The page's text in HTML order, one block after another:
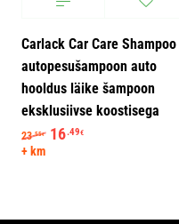
Carlack Car Care Shampoo
autopesušampoon auto
hooldus läike šampoon
eksklusiivse koostisega
23.55€ Algne hind oli: 23.55€.
16.49€
+ km